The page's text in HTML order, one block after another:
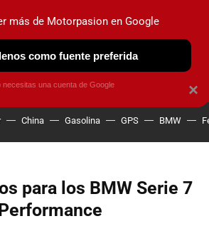
ELÉCTRICOS OBSERVATORIO
China Gasolina GPS BMW
para los BMW Serie 7
×
más de Motorpasion en Google
como fuente preferida
necesitas una cuenta de Google